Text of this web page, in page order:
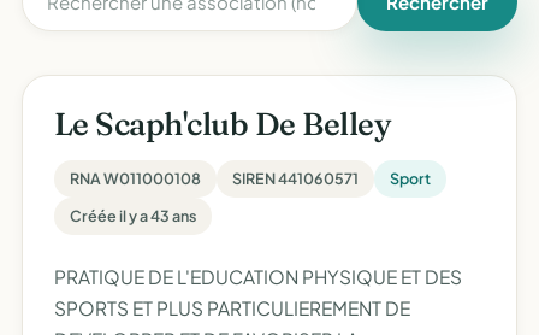
Le Scaph'club De Belley
RNA W011000108 SIREN 441060571
Sport
Créée il y a 43 ans
PRATIQUE DE L'EDUCATION PHYSIQUE ET DES
SPORTS ET PLUS PARTICULIEREMENT DE